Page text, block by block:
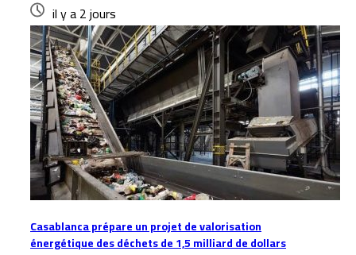
il y a 2 jours
Casablanca prépare un projet de valorisation
énergétique des déchets de 1,5 milliard de dollars